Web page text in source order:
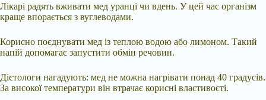
Лікарі радять вживати мед уранці чи вдень. У цей час організм
краще впорається з вуглеводами.
Корисно поєднувати мед із теплою водою або лимоном. Такий
напій допомагає запустити обмін речовин.
Дієтологи нагадують: мед не можна нагрівати понад 40 градусів.
За високої температури він втрачає корисні властивості.